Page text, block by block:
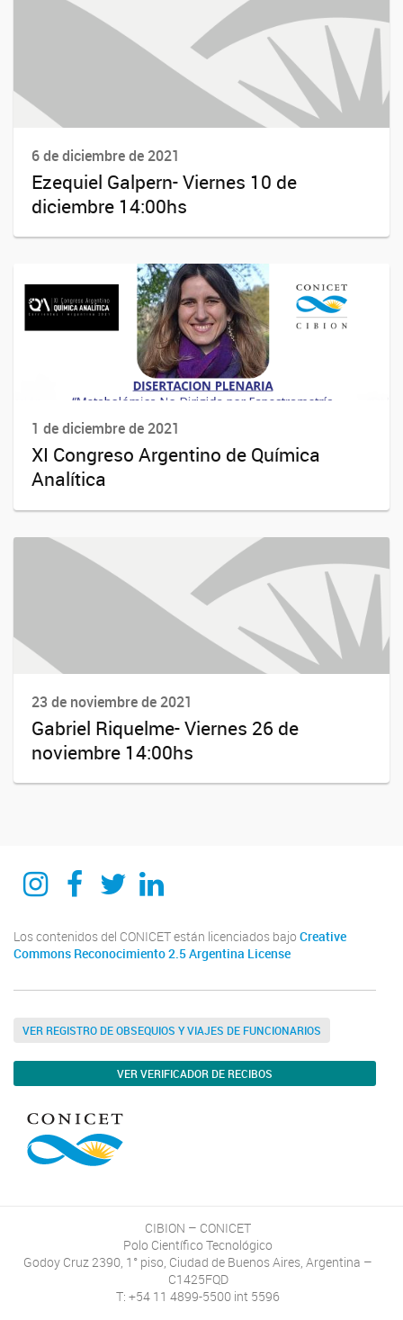
6 de diciembre de 2021
Ezequiel Galpern- Viernes 10 de
diciembre 14:00hs
1 de diciembre de 2021
XI Congreso Argentino de Química
Analítica
23 de noviembre de 2021
Gabriel Riquelme- Viernes 26 de
noviembre 14:00hs
Instagram
Facebook
TwitterLinkedin
Los contenidos del CONICET están licenciados bajo Creative
Commons Reconocimiento 2.5 Argentina License
VER REGISTRO DE OBSEQUIOS Y VIAJES DE FUNCIONARIOS
VER VERIFICADOR DE RECIBOS
CIBION – CONICET
Polo Científico Tecnológico
Godoy Cruz 2390, 1° piso, Ciudad de Buenos Aires, Argentina –
C1425FQD
T: +54 11 4899-5500 int 5596